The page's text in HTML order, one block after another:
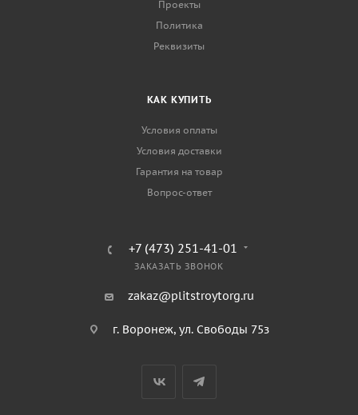
Проекты
Политика
Реквизиты
КАК КУПИТЬ
Условия оплаты
Условия доставки
Гарантия на товар
Вопрос-ответ
+7 (473) 251-41-01
ЗАКАЗАТЬ ЗВОНОК
zakaz@plitstroytorg.ru
г. Воронеж, ул. Свободы 75з